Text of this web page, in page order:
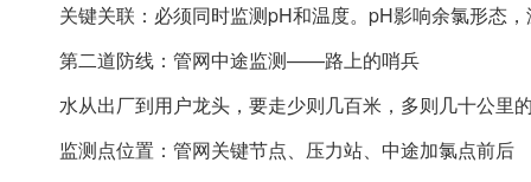
关键关联：必须同时监测pH和温度。pH影响余氯形态
第二道防线：管网中途监测——路上的哨兵
水从出厂到用户龙头，要走少则几百米，多则几十公里
监测点位置：管网关键节点、压力站、中途加氯点前后